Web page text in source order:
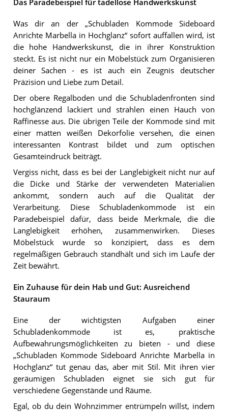
Das Paradebeispiel für tadellose Handwerkskunst
Was dir an der „Schubladen Kommode Sideboard
Anrichte Marbella in Hochglanz“ sofort auffallen wird, ist
die hohe Handwerkskunst, die in ihrer Konstruktion
steckt. Es ist nicht nur ein Möbelstück zum Organisieren
deiner Sachen - es ist auch ein Zeugnis deutscher
Präzision und Liebe zum Detail.
Der obere Regalboden und die Schubladenfronten sind
hochglänzend lackiert und strahlen einen Hauch von
Raffinesse aus. Die übrigen Teile der Kommode sind mit
einer matten weißen Dekorfolie versehen, die einen
interessanten Kontrast bildet und zum optischen
Gesamteindruck beiträgt.
Vergiss nicht, dass es bei der Langlebigkeit nicht nur auf
die Dicke und Stärke der verwendeten Materialien
ankommt, sondern auch auf die Qualität der
Verarbeitung. Diese Schubladenkommode ist ein
Paradebeispiel dafür, dass beide Merkmale, die die
Langlebigkeit erhöhen, zusammenwirken. Dieses
Möbelstück wurde so konzipiert, dass es dem
regelmäßigen Gebrauch standhält und sich im Laufe der
Zeit bewährt.
Ein Zuhause für dein Hab und Gut: Ausreichend
Stauraum
Eine der wichtigsten Aufgaben einer
Schubladenkommode ist es, praktische
Aufbewahrungsmöglichkeiten zu bieten - und diese
„Schubladen Kommode Sideboard Anrichte Marbella in
Hochglanz“ tut genau das, aber mit Stil. Mit ihren vier
geräumigen Schubladen eignet sie sich gut für
verschiedene Gegenstände und Räume.
Egal, ob du dein Wohnzimmer entrümpeln willst, indem